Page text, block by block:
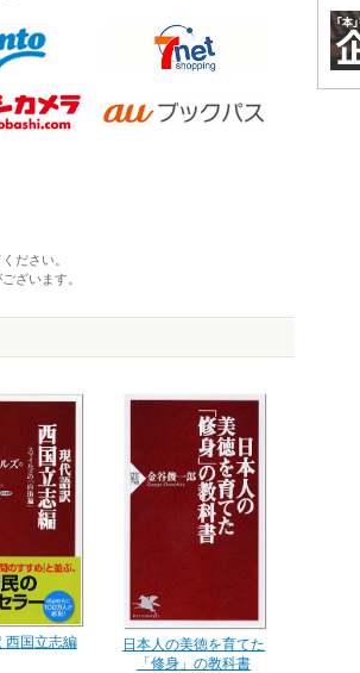
ださい。
ざいます。
西国立志編
日本人の美徳を育てた
「修身」の教科書